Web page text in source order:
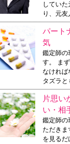
してい
り、元
パート
気
鑑定師の
す。 ま
なければ
タズラ
片思い
い・相
鑑定師の
ただき
を見る